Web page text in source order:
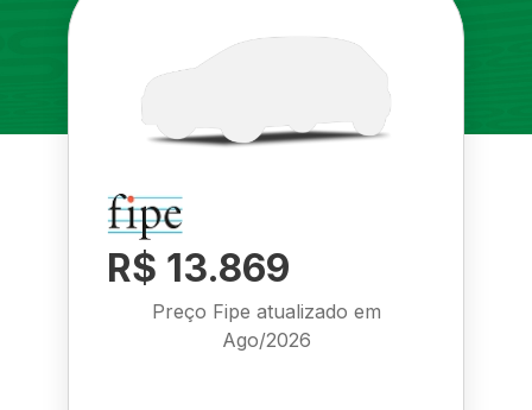
R$ 13.869
Preço Fipe atualizado em
Ago/2026